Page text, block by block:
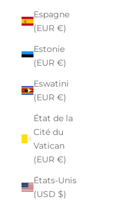
Espagne
(EUR €)
Estonie
(EUR €)
Eswatini
(EUR €)
État de la
Cité du
Vatican
(EUR €)
États-Unis
(USD $)